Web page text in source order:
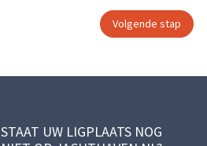
STAAT UW LIGPLAATS NOG